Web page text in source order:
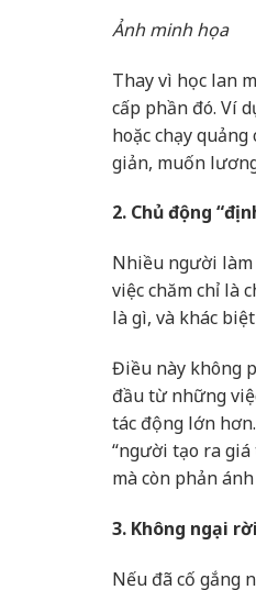
Ảnh minh họa
Thay vì học lan
cấp phần đó. Ví
hoặc chạy
giản, muốn
2. Chủ động
Nhiều người làm
việc chăm chỉ là
là gì, và khác
Điều này không
đầu từ những
tác động lớn
“người tạo ra
mà còn phản
3. Không ngại
Nếu đã cố gắng